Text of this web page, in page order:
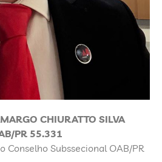
CHIURATTO SILVA
PR 55.331
Conselho Subssecional OAB/PR